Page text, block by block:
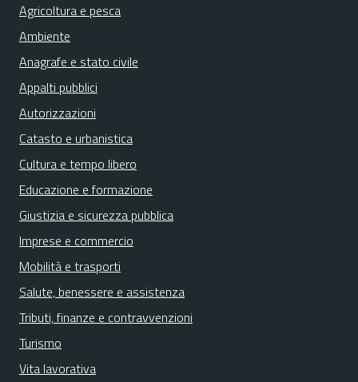
Agricoltura e pesca
Ambiente
Anagrafe e stato civile
Appalti pubblici
Autorizzazioni
Catasto e urbanistica
Cultura e tempo libero
Educazione e formazione
Giustizia e sicurezza pubblica
Imprese e commercio
Mobilità e trasporti
Salute, benessere e assistenza
Tributi, finanze e contravvenzioni
Turismo
Vita lavorativa